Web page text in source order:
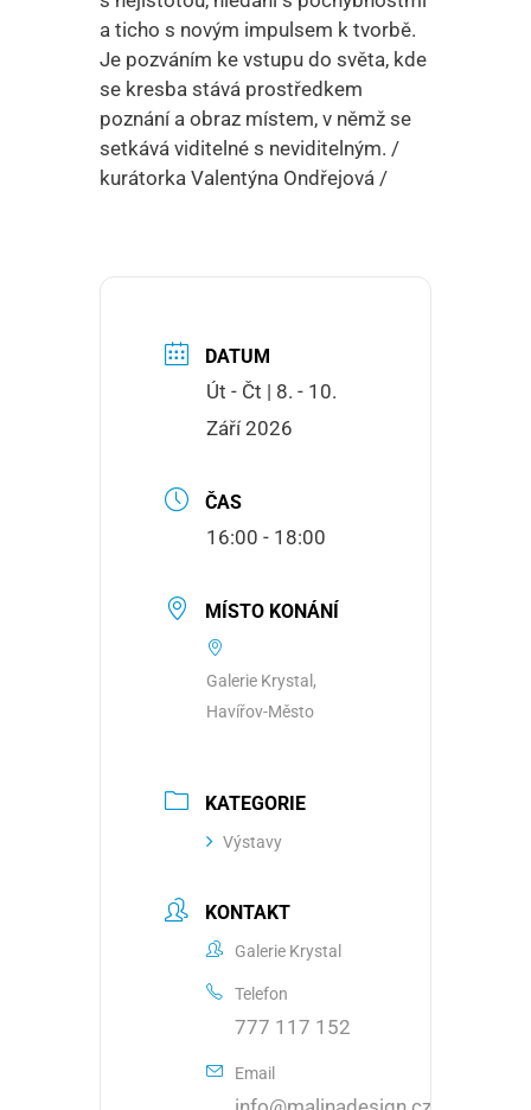
a ticho s novým impulsem k tvorbě.
Je pozváním ke vstupu do světa, kde
se kresba stává prostředkem
poznání a obraz místem, v němž se
setkává viditelné s neviditelným. /
kurátorka Valentýna Ondřejová /
DATUM
Út - Čt | 8. - 10.
Září 2026
ČAS
16:00 - 18:00
MÍSTO KONÁNÍ
Galerie Krystal,
Havířov-Město
KATEGORIE
Výstavy
KONTAKT
Galerie Krystal
Telefon
777 117 152
Email